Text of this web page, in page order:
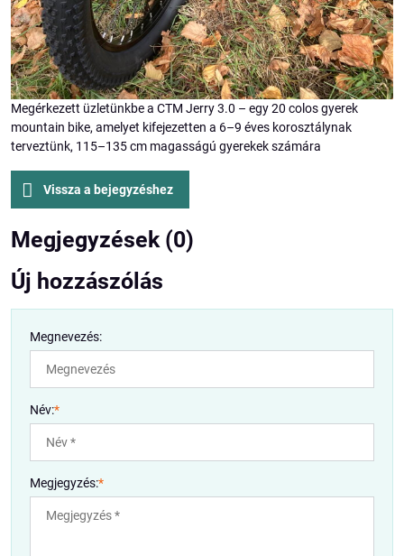
Megérkezett üzletünkbe a CTM Jerry 3.0 – egy 20 colos gyerek
mountain bike, amelyet kifejezetten a 6–9 éves korosztálynak
terveztünk, 115–135 cm magasságú gyerekek számára
Vissza a bejegyzéshez
Megjegyzések (0)
Új hozzászólás
Megnevezés:
Név:*
Megjegyzés:*